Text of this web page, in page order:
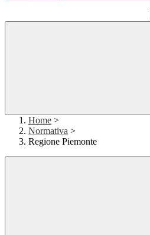
Home >
Normativa >
Regione Piemonte